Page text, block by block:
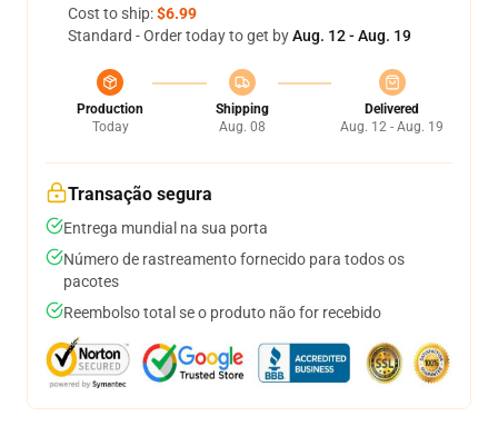
Cost to ship:$6.99
Standard - Order today to get byAug. 12 - Aug. 19
Production
Today
Shipping
Aug. 08
Delivered
Aug. 12 - Aug. 19
Transação segura
Entrega mundial na sua porta
Número de rastreamento fornecido para todos os
pacotes
Reembolso total se o produto não for recebido